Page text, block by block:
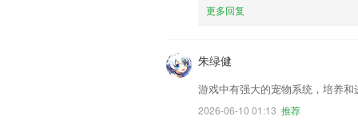
更多回复
朱绿健
游戏中有强大的宠物系统，培养和
2026-06-10 01:13 推荐